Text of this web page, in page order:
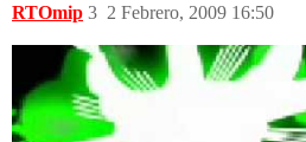
RTOmip 2 Febrero, 2009 16:50
3